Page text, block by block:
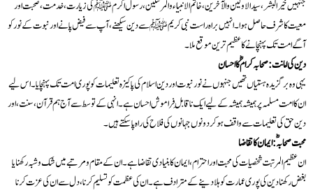
جنہیں خیر البشر، سید الاولین والآخرین، خاتم الانبیاء والمرسلین، رسول اکرم ﷺ کی زیارت، خدمت، صحبت اور
معیت کا شرف حاصل ہوا۔ انہیں براہ راست نبی کریم ﷺ سے دین سیکھنے، آپ سے فیض پانے اور نبوت کے نور کو
آگے امت تک پہنچانے کا عظیم ترین موقع ملا۔
دین کی امانت: صحابہ کرامؓ کا احسان
یہی وہ برگزیدہ ہستیاں تھیں جنہوں نے نور نبوت اور دین اسلام کی پاکیزہ تعلیمات کو پوری امت تک پہنچایا۔ اس لیے
ان کا امت مسلمہ پر ہمیشہ ہمیشہ کے لیے ایک ناقابلِ فراموش احسان ہے۔ انہی کے توسط سے آج ہم قرآن، سنت، اور
دین حق کی تعلیمات سے واقف ہو کر دونوں جہانوں کی فلاح کی راہ پا سکتے ہیں۔
محبت صحابہؓ: ایمان کا تقاضا
ان عظیم المرتبت شخصیات کی محبت اور احترام، ایمان کا بنیادی تقاضا ہے۔ ان کے مقام و مرتبے میں شک و شبہ رکھنا یا
بغض رکھنا دین کی پوری عمارت کو ہلا دینے کے مترادف ہے۔ ان کی عظمت کو تسلیم کرنا، دل سے ان کی عزت کرنا